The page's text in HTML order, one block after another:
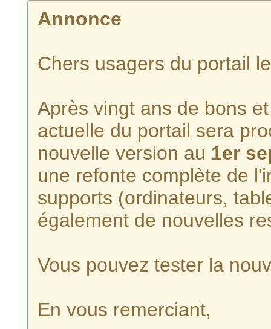
Annonce
Chers usagers du portail
Après vingt ans de bons
actuelle du portail sera
nouvelle version au 1er
une refonte complète de
supports (ordinateurs,
également de nouvelles
Vous pouvez tester la
En vous remerciant,